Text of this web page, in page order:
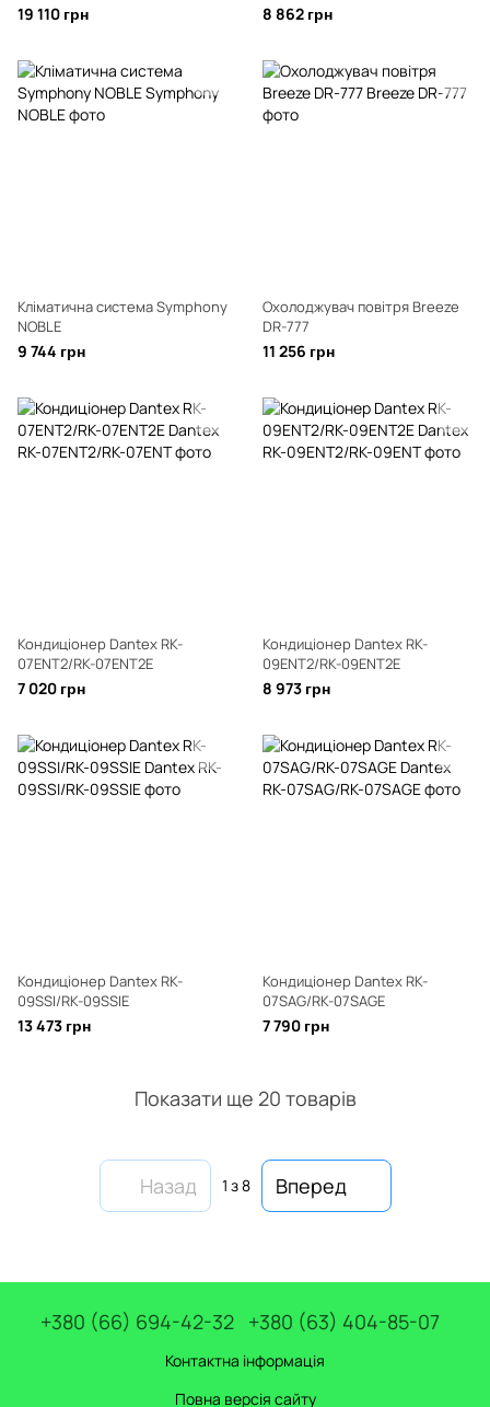
19 110 грн 8 862 грн
Кліматична система Symphony
NOBLE
9 744 грн
Охолоджувач повітря Breeze
DR-777
11 256 грн
Кондиціонер Dantex RK-
07ENT2/RK-07ENT2E
7 020 грн
Кондиціонер Dantex RK-
09ENT2/RK-09ENT2E
8 973 грн
Кондиціонер Dantex RK-
09SSI/RK-09SSIE
13 473 грн
Кондиціонер Dantex RK-
07SAG/RK-07SAGE
7 790 грн
Показати ще 20 товарів
Назад 1 з 8 Вперед
+380 (66) 694-42-32 +380 (63) 404-85-07
Контактна інформація
Повна версія сайту